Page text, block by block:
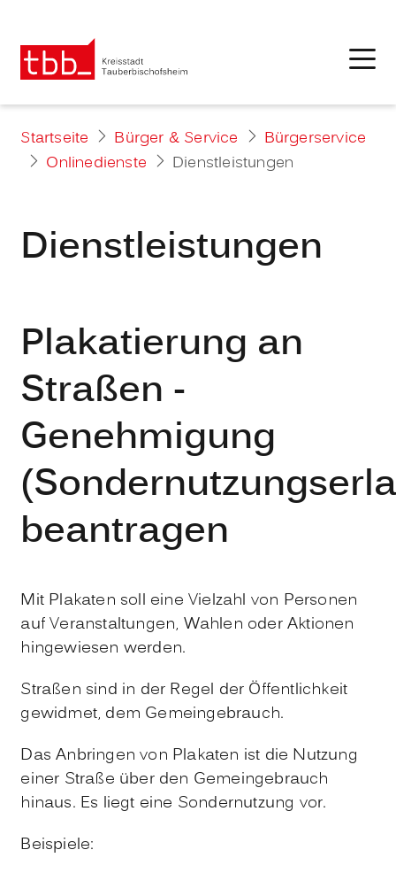
Startseite Bürger & Service
Bürgerservice
Onlinedienste
Dienstleistungen
Dienstleistungen
Plakatierung an
Straßen -
Genehmigung
beantragen
Mit Plakaten soll eine Vielzahl von Personen
auf Veranstaltungen, Wahlen oder Aktionen
hingewiesen werden.
Straßen sind in der Regel der Öffentlichkeit
gewidmet, dem Gemeingebrauch.
Das Anbringen von Plakaten ist die Nutzung
einer Straße über den Gemeingebrauch
hinaus. Es liegt eine Sondernutzung vor.
Beispiele: